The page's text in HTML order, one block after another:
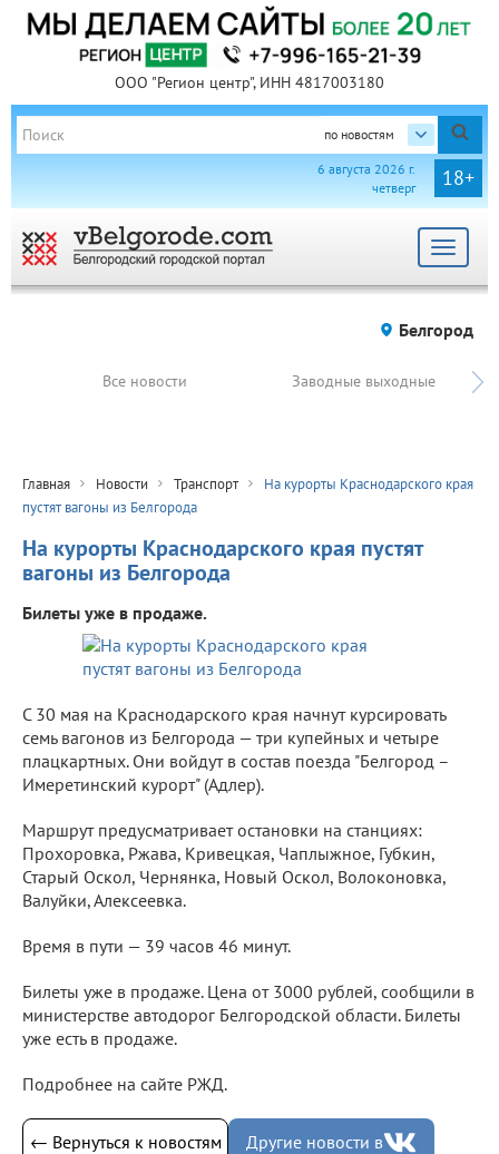
ООО "Регион центр", ИНН 4817003180
по новостям
18+
6 августа 2026 г.
четверг
Toggle
Белгород
Все новости Заводные выходные
Главная Новости Транспорт
На курорты Краснодарского края
пустят вагоны из Белгорода
На курорты Краснодарского края пустят
вагоны из Белгорода
Билеты уже в продаже.
С 30 мая на Краснодарского края начнут курсировать
семь вагонов из Белгорода — три купейных и четыре
плацкартных. Они войдут в состав поезда "Белгород –
Имеретинский курорт" (Адлер).
Маршрут предусматривает остановки на станциях:
Прохоровка, Ржава, Кривецкая, Чаплыжное, Губкин,
Старый Оскол, Чернянка, Новый Оскол, Волоконовка,
Валуйки, Алексеевка.
Время в пути — 39 часов 46 минут.
Билеты уже в продаже. Цена от 3000 рублей, сообщили в
министерстве автодорог Белгородской области. Билеты
уже есть в продаже.
Подробнее на сайте РЖД.
← Вернуться к новостям Другие новости в